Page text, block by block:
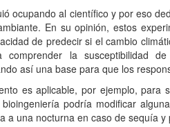
ocupando al científico y por eso
En su opinión, estos
de predecir si el cambio
comprender la susceptibilidad
así una base para que los
es aplicable, por ejemplo, para
podría modificar
a una nocturna en caso de sequía